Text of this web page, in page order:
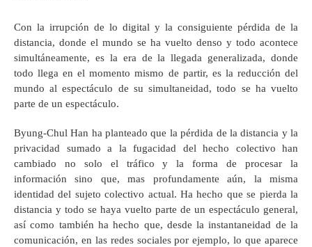
Con la irrupción de lo digital y la consiguiente pérdida de la
distancia, donde el mundo se ha vuelto denso y todo acontece
simultáneamente, es la era de la llegada generalizada, donde
todo llega en el momento mismo de partir, es la reducción del
mundo al espectáculo de su simultaneidad, todo se ha vuelto
parte de un espectáculo.
Byung-Chul Han ha planteado que la pérdida de la distancia y la
privacidad sumado a la fugacidad del hecho colectivo han
cambiado no solo el tráfico y la forma de procesar la
información sino que, mas profundamente aún, la misma
identidad del sujeto colectivo actual. Ha hecho que se pierda la
distancia y todo se haya vuelto parte de un espectáculo general,
así como también ha hecho que, desde la instantaneidad de la
comunicación, en las redes sociales por ejemplo, lo que aparece